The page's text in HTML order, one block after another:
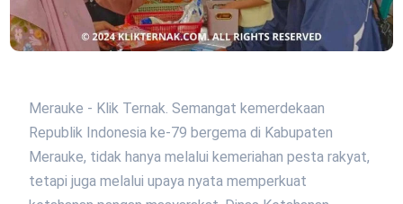
Merauke - Klik Ternak. Semangat kemerdekaan
Republik Indonesia ke-79 bergema di Kabupaten
Merauke, tidak hanya melalui kemeriahan pesta rakyat,
tetapi juga melalui upaya nyata memperkuat